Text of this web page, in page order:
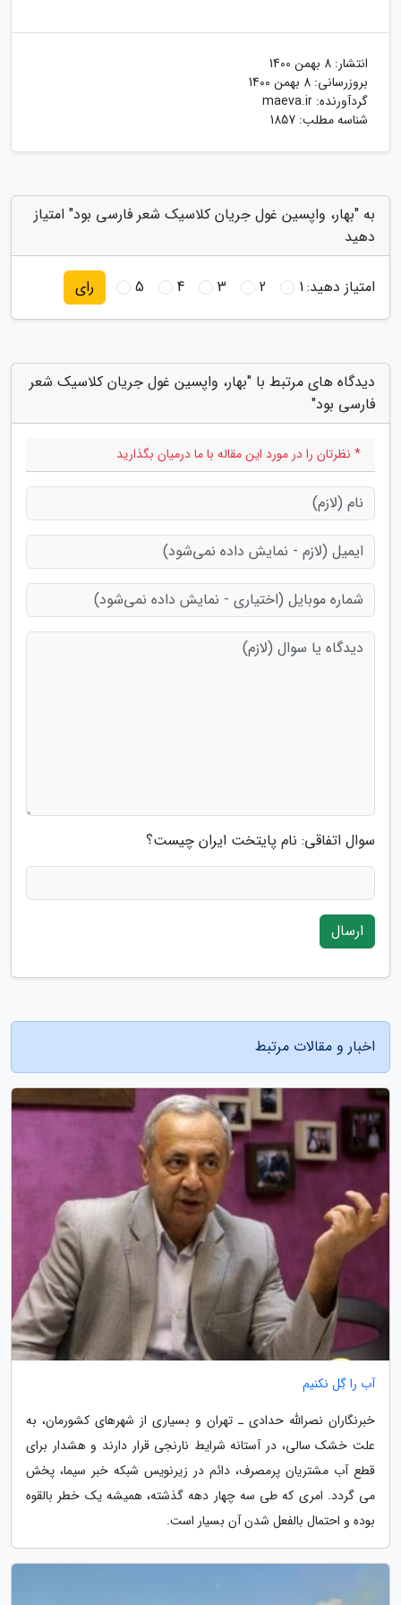
انتشار: 8 بهمن 1400
بروزرسانی: 8 بهمن 1400
گردآورنده: maeva.ir
شناسه مطلب: 1857
به "بهار، واپسین غول جریان کلاسیک شعر فارسی بود" امتیاز
دهید
امتیاز دهید:1
2
3
4
5 رای
دیدگاه های مرتبط با "بهار، واپسین غول جریان کلاسیک شعر
فارسی بود"
* نظرتان را در مورد این مقاله با ما درمیان بگذارید
سوال اتفاقی: نام پایتخت ایران چیست؟
ارسال
اخبار و مقالات مرتبط
آب را گِل نکنیم
خبرنگاران نصرالله حدادی ـ تهران و بسیاری از شهرهای کشورمان، به
علت خشک سالی، در آستانه شرایط نارنجی قرار دارند و هشدار برای
قطع آب مشتریان پرمصرف، دائم در زیرنویس شبکه خبر سیما، پخش
می گردد. امری که طی سه چهار دهه گذشته، همیشه یک خطر بالقوه
بوده و احتمال بالفعل شدن آن بسیار است.